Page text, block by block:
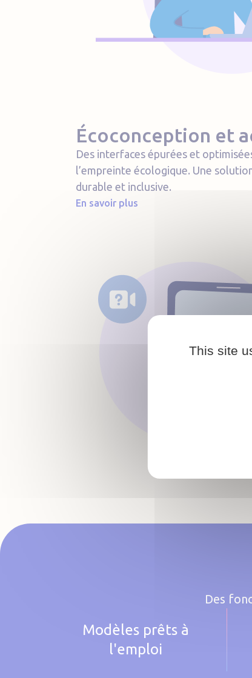
Écoconception et
Des interfaces épurées et
l’empreinte écologique. Une
durable et inclusive.
En savoir plus
Des
Modèles prêts à
l'emploi
This site